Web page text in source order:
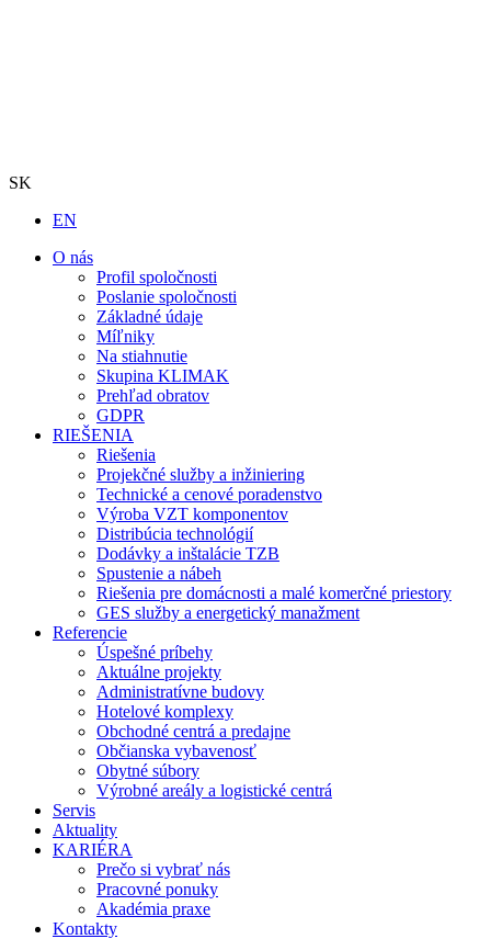
SK
EN
O nás
Profil spoločnosti
Poslanie spoločnosti
Základné údaje
Míľniky
Na stiahnutie
Skupina KLIMAK
Prehľad obratov
GDPR
RIEŠENIA
Riešenia
Projekčné služby a inžiniering
Technické a cenové poradenstvo
Výroba VZT komponentov
Distribúcia technológií
Dodávky a inštalácie TZB
Spustenie a nábeh
Riešenia pre domácnosti a malé komerčné priestory
GES služby a energetický manažment
Referencie
Úspešné príbehy
Aktuálne projekty
Administratívne budovy
Hotelové komplexy
Obchodné centrá a predajne
Občianska vybavenosť
Obytné súbory
Výrobné areály a logistické centrá
Servis
Aktuality
KARIÉRA
Prečo si vybrať nás
Pracovné ponuky
Akadémia praxe
Kontakty